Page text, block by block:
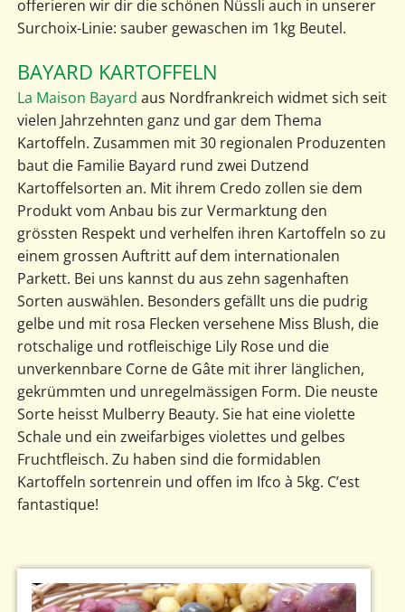
offerieren wir dir die schönen Nüssli auch in unserer
Surchoix-Linie: sauber gewaschen im 1kg Beutel.
BAYARD KARTOFFELN
La Maison Bayard aus Nordfrankreich widmet sich seit
vielen Jahrzehnten ganz und gar dem Thema
Kartoffeln. Zusammen mit 30 regionalen Produzenten
baut die Familie Bayard rund zwei Dutzend
Kartoffelsorten an. Mit ihrem Credo zollen sie dem
Produkt vom Anbau bis zur Vermarktung den
grössten Respekt und verhelfen ihren Kartoffeln so zu
einem grossen Auftritt auf dem internationalen
Parkett. Bei uns kannst du aus zehn sagenhaften
Sorten auswählen. Besonders gefällt uns die pudrig
gelbe und mit rosa Flecken versehene Miss Blush, die
rotschalige und rotfleischige Lily Rose und die
unverkennbare Corne de Gâte mit ihrer länglichen,
gekrümmten und unregelmässigen Form. Die neuste
Sorte heisst Mulberry Beauty. Sie hat eine violette
Schale und ein zweifarbiges violettes und gelbes
Fruchtfleisch. Zu haben sind die formidablen
Kartoffeln sortenrein und offen im Ifco à 5kg. C’est
fantastique!